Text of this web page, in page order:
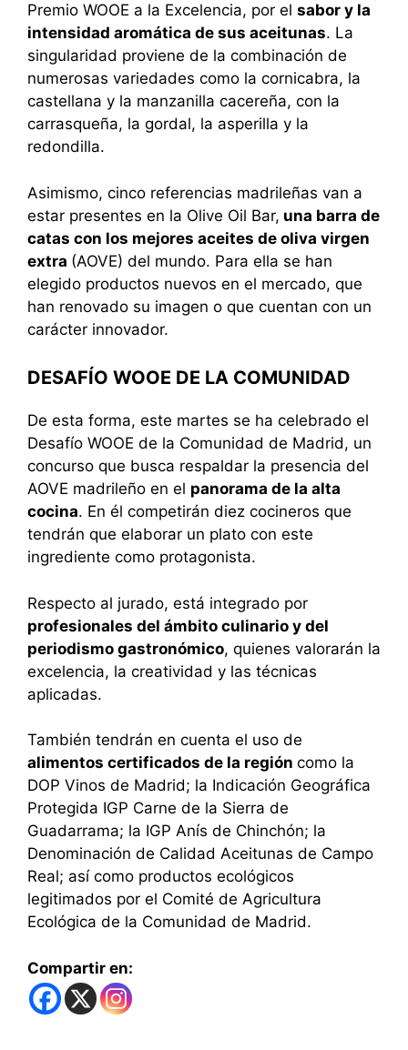
Premio WOOE a la Excelencia, por el sabor y la
intensidad aromática de sus aceitunas. La
singularidad proviene de la combinación de
numerosas variedades como la cornicabra, la
castellana y la manzanilla cacereña, con la
carrasqueña, la gordal, la asperilla y la
redondilla.
Asimismo, cinco referencias madrileñas van a
estar presentes en la Olive Oil Bar, una barra de
catas con los mejores aceites de oliva virgen
extra (AOVE) del mundo. Para ella se han
elegido productos nuevos en el mercado, que
han renovado su imagen o que cuentan con un
carácter innovador.
DESAFÍO WOOE DE LA COMUNIDAD
De esta forma, este martes se ha celebrado el
Desafío WOOE de la Comunidad de Madrid, un
concurso que busca respaldar la presencia del
AOVE madrileño en el panorama de la alta
cocina. En él competirán diez cocineros que
tendrán que elaborar un plato con este
ingrediente como protagonista.
Respecto al jurado, está integrado por
profesionales del ámbito culinario y del
periodismo gastronómico, quienes valorarán la
excelencia, la creatividad y las técnicas
aplicadas.
También tendrán en cuenta el uso de
alimentos certificados de la región como la
DOP Vinos de Madrid; la Indicación Geográfica
Protegida IGP Carne de la Sierra de
Guadarrama; la IGP Anís de Chinchón; la
Denominación de Calidad Aceitunas de Campo
Real; así como productos ecológicos
legitimados por el Comité de Agricultura
Ecológica de la Comunidad de Madrid.
Compartir en: